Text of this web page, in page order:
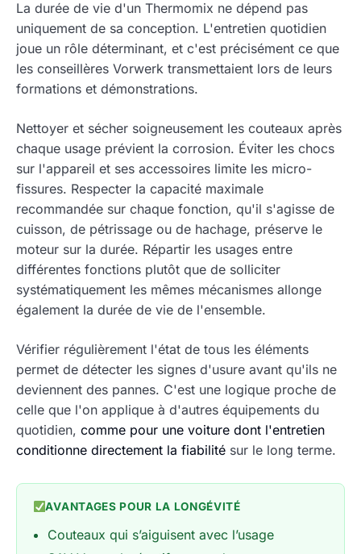
La durée de vie d'un Thermomix ne dépend pas
uniquement de sa conception. L'entretien quotidien
joue un rôle déterminant, et c'est précisément ce que
les conseillères Vorwerk transmettaient lors de leurs
formations et démonstrations.
Nettoyer et sécher soigneusement les couteaux après
chaque usage prévient la corrosion. Éviter les chocs
sur l'appareil et ses accessoires limite les micro-
fissures. Respecter la capacité maximale
recommandée sur chaque fonction, qu'il s'agisse de
cuisson, de pétrissage ou de hachage, préserve le
moteur sur la durée. Répartir les usages entre
différentes fonctions plutôt que de solliciter
systématiquement les mêmes mécanismes allonge
également la durée de vie de l'ensemble.
Vérifier régulièrement l'état de tous les éléments
permet de détecter les signes d'usure avant qu'ils ne
deviennent des pannes. C'est une logique proche de
celle que l'on applique à d'autres équipements du
quotidien, comme pour une voiture dont l'entretien
conditionne directement la fiabilité sur le long terme.
AVANTAGES POUR LA LONGÉVITÉ
Couteaux qui s’aiguisent avec l’usage